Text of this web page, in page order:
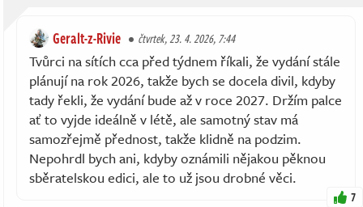
Geralt-z-Rivie čtvrtek, 23. 4. 2026, 7:44
Tvůrci na sítích cca před týdnem říkali, že vydání stále
plánují na rok 2026, takže bych se docela divil, kdyby
tady řekli, že vydání bude až v roce 2027. Držím palce
ať to vyjde ideálně v létě, ale samotný stav má
samozřejmě přednost, takže klidně na podzim.
Nepohrdl bych ani, kdyby oznámili nějakou pěknou
sběratelskou edici, ale to už jsou drobné věci.
7